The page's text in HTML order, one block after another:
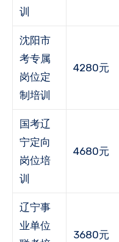
训
沈阳市
考专属
岗位定
制培训
4280元
国考辽
宁定向
岗位培
训
4680元
辽宁事
业单位
3680元